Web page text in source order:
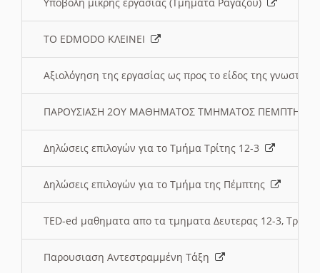
ΤΟ EDMODO ΚΛΕΙΝΕΙ
Αξιολόγηση της εργασίας ως προς το είδος της
ΠΑΡΟΥΣΙΑΣΗ 2ΟΥ ΜΑΘΗΜΑΤΟΣ ΤΜΗΜΑΤΟΣ
Δηλώσεις επιλογών για το Τμήμα Τρίτης 12-3
Δηλώσεις επιλογών για το Τμήμα της Πέμπτης
TED-ed μαθηματα απο τα τμηματα Δευτερας 12-3,
Παρουσιαση Αντεστραμμένη Τάξη